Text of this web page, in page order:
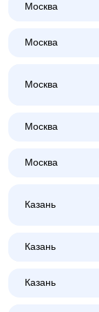
Москва
Москва
Москва
Москва
Москва
Казань
Казань
Казань